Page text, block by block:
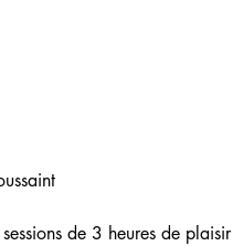
de 3 heures de plaisir